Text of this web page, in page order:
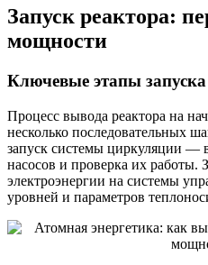
Запуск реактора:
мощности
Ключевые этапы запуска
Процесс вывода реактора на
несколько последовательных
запуск системы циркуляции —
насосов и проверка их работы.
электроэнергии на системы
уровней и параметров